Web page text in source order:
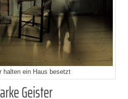
halten ein Haus besetzt
Geister